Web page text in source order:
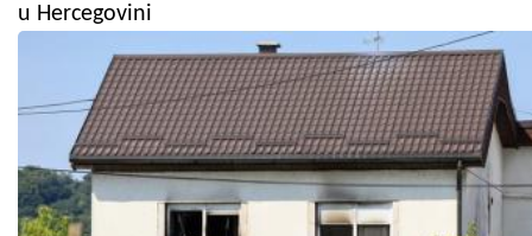
u Hercegovini